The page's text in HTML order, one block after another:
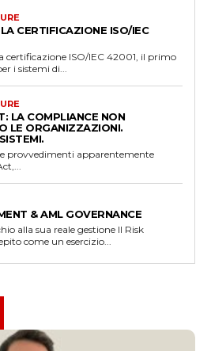
CERTIFICAZIONE ISO/IEC
certificazione ISO/IEC 42001, il primo
i sistemi di...
LA COMPLIANCE NON
LE ORGANIZZAZIONI.
provvedimenti apparentemente
& AML GOVERNANCE
sua reale gestione Il Risk
come un esercizio...